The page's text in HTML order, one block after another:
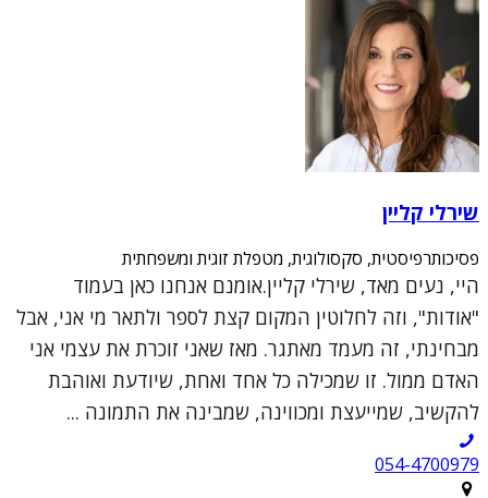
שירלי קליין
פסיכותרפיסטית, סקסולוגית, מטפלת זוגית ומשפחתית
היי, נעים מאד, שירלי קליין.אומנם אנחנו כאן בעמוד
"אודות", וזה לחלוטין המקום קצת לספר ולתאר מי אני, אבל
מבחינתי, זה מעמד מאתגר. מאז שאני זוכרת את עצמי אני
האדם ממול. זו שמכילה כל אחד ואחת, שיודעת ואוהבת
להקשיב, שמייעצת ומכווינה, שמבינה את התמונה ...
054-4700979